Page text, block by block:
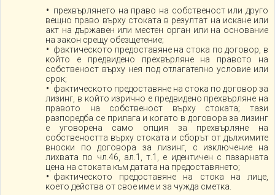
прехвърлянето на право на собственост или друго
вещно право върху стоката в резултат на искане или
акт на държавен или местен орган или на основание
на закон срещу обезщетение;
фактическото предоставяне на стока по договор, в
който е предвидено прехвърляне на правото на
собственост върху нея под отлагателно условие или
срок;
фактическото предоставяне на стока по договор за
лизинг, в който изрично е предвидено прехвърляне на
правото на собственост върху стоката; тази
разпоредба се прилага и когато в договора за лизинг
е уговорена само опция за прехвърляне на
собствеността върху стоката и сборът от дължимите
вноски по договора за лизинг, с изключение на
лихвата по чл.46, ал.1, т.1, е идентичен с пазарната
цена на стоката към датата на предоставянето;
фактическото предоставяне на стока на лице,
което действа от свое име и за чужда сметка.